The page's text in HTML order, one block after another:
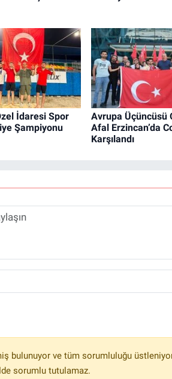
İdaresi Spor
Şampiyonu
Avrupa Üçüncüsü
Afal Erzincan’da
Karşılandı
bulunuyor ve tüm sorumluluğu
sorumlu tutulamaz.